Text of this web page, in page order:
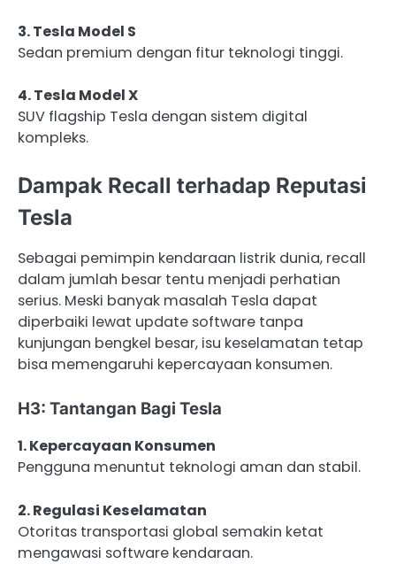
3. Tesla Model S
Sedan premium dengan fitur teknologi tinggi.
4. Tesla Model X
SUV flagship Tesla dengan sistem digital
kompleks.
Dampak Recall terhadap Reputasi
Tesla
Sebagai pemimpin kendaraan listrik dunia, recall
dalam jumlah besar tentu menjadi perhatian
serius. Meski banyak masalah Tesla dapat
diperbaiki lewat update software tanpa
kunjungan bengkel besar, isu keselamatan tetap
bisa memengaruhi kepercayaan konsumen.
H3: Tantangan Bagi Tesla
1. Kepercayaan Konsumen
Pengguna menuntut teknologi aman dan stabil.
2. Regulasi Keselamatan
Otoritas transportasi global semakin ketat
mengawasi software kendaraan.